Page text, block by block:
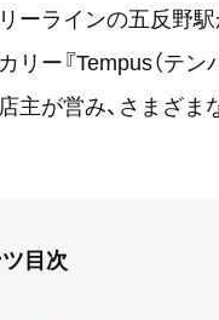
ーラインの五反野
リー『Tempus（テン
主が営み、さまざま
目次